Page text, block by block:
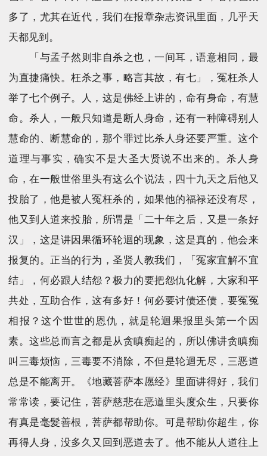
多了，尤其在近代，我们在报章杂志资讯里面，几乎天
天都见到。
「与孟子然则非自杀之也，一间耳，语意相同，最
为直捷痛快。枉杀之事，略言其故，有七」，冤枉杀人
举了七个例子。人，这是佛经上讲的，命有身命，有慧
命。杀人，一般只知道是断人身命，还有一种障碍别人
慧命的、断慧命的，那个罪过比杀人身还要严重。这个
道理与事实，确实不是大圣大贤说不出来的。杀人身
命，在一般世俗里头有这么个说法，四十九天之后他又
投胎了，他是被人冤枉杀的，如果他的福禄还没有尽，
他又到人道来投胎，所谓是「二十年之后，又是一条好
汉」，这是讲因果循环轮迴的现象，这是真的，他会来
报复的。正当的行为，圣贤人教我们，「冤家宜解不宜
结」，何必跟人结怨？极力的要把怨仇化解，大家和平
共处，互助合作，这有多好！何必要讨债还债，要冤冤
相报？这个世世的恩仇，就是轮迴果报里头第一个因
素。这些总而言之都是从贪瞋痴起的，所以佛讲贪瞋痴
叫三毒烦恼，三毒要不消除，不但是轮迴无尽，三恶道
总是不能离开。《地藏菩萨本愿经》里面讲得好，我们
常常读，要记住，菩萨慈悲在恶道里头度众生，只要你
有真是毫髮善根，菩萨都帮助你。可是帮助你超生，你
再得人身，没多久又回到恶道去了。他不能从人道往上